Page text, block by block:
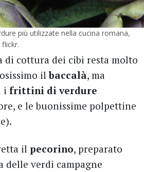
più utilizzate nella cucina romana,
di cottura dei cibi resta molto
ilbaccalà, ma
i frittini di verdure
e le buonissime polpettine
il pecorino, preparato
delle verdi campagne